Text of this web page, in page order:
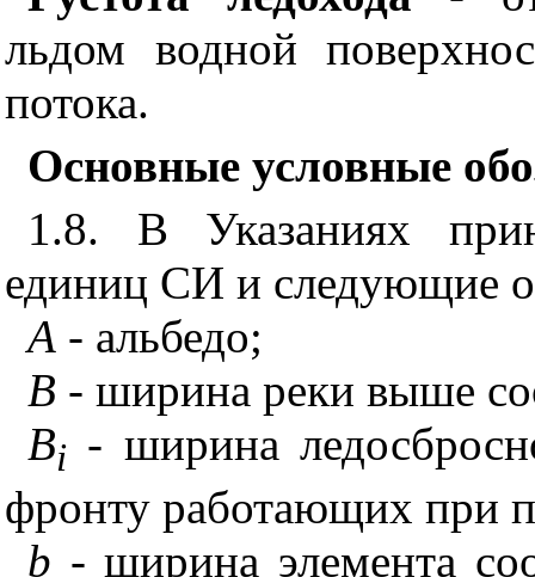
льдом водной
потока.
Основные условные
1.8. В Указаниях
единиц СИ и следующие
A - альбедо;
B - ширина реки выше
Bi - ширина
фронту работающих при
b - ширина элемента